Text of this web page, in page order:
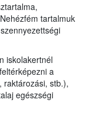
tartalmuk
iskolakertnél
a
raktározási, stb.),
egészségi